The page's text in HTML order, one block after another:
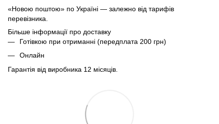
«Новою поштою» по Україні — залежно від тарифів
перевізника.
Більше інформації про доставку
Готівкою при отриманні (передплата 200 грн)
Онлайн
Гарантія від виробника 12 місяців.